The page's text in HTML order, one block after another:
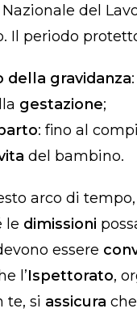
Nazionale del
Il periodo
della gravidanza
gestazione;
: fino al
del bambino.
arco di
le dimissioni
essere
l’Ispettorato,
te, si assicura